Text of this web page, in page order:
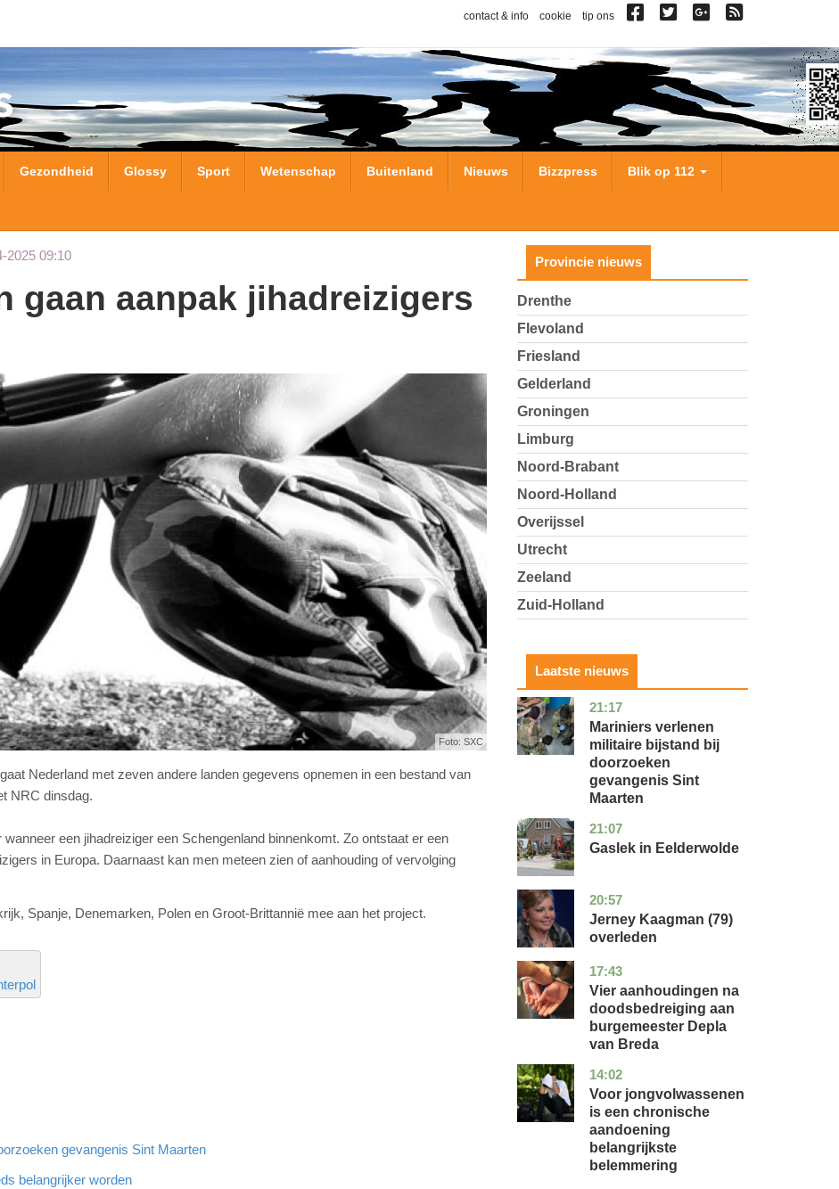
contact & info cookie tip ons
Gezondheid Glossy Sport Wetenschap Buitenland Nieuws Bizzpress Blik op 112
2025 09:10
Foto: SXC
Nederland met zeven andere landen gegevens opnemen in een bestand van
NRC dinsdag.
een jihadreiziger een Schengenland binnenkomt. Zo ontstaat er een
in Europa. Daarnaast kan men meteen zien of aanhouding of vervolging
Spanje, Denemarken, Polen en Groot-Brittannië mee aan het project.
gevangenis Sint Maarten
belangrijker worden
Provincie nieuws
Drenthe
Flevoland
Friesland
Gelderland
Groningen
Limburg
Noord-Brabant
Noord-Holland
Overijssel
Utrecht
Zeeland
Zuid-Holland
Laatste nieuws
21:17
buitenland
Mariniers verlenen
militaire bijstand bij
doorzoeken
gevangenis Sint
Maarten
21:07
drenthe
nieuws
Gaslek in Eelderwolde
20:57
noord-
glossy
Jerney Kaagman (79)
overleden
17:43
noord-
brabant
nieuws
Vier aanhoudingen na
doodsbedreiging aan
burgemeester Depla
van Breda
14:02
utrecht
gezondheid
Voor jongvolwassenen
is een chronische
aandoening
belangrijkste
belemmering